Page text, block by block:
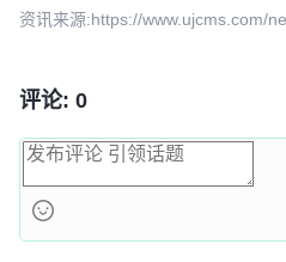
4799db08
v12.1.0
资讯来源:https://www.ujcms.com/
评论: 0